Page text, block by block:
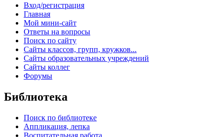
Вход/регистрация
Главная
Мой мини-сайт
Ответы на вопросы
Поиск по сайту
Сайты классов, групп, кружков...
Сайты образовательных учреждений
Сайты коллег
Форумы
Библиотека
Поиск по библиотеке
Аппликация, лепка
Воспитательная работа